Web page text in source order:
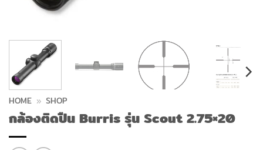
HOME » SHOP
กล้องติดปืน Burris รุ่น Scout 2.75×20